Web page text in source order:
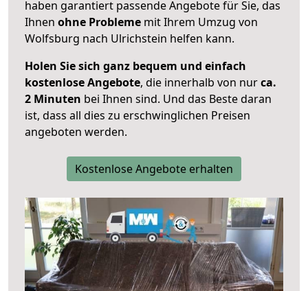
haben garantiert passende Angebote für Sie, das
Ihnen ohne Probleme mit Ihrem Umzug von
Wolfsburg nach Ulrichstein helfen kann.
Holen Sie sich ganz bequem und einfach
kostenlose Angebote, die innerhalb von nurca.
2 Minuten bei Ihnen sind. Und das Beste daran
ist, dass all dies zu erschwinglichen Preisen
angeboten werden.
Kostenlose Angebote erhalten